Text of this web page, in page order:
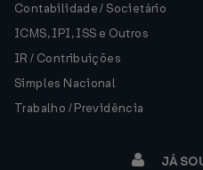
Contabilidade / Societário
ICMS, IPI, ISS e Outros
IR / Contribuições
Simples Nacional
Trabalho / Previdência
JÁ